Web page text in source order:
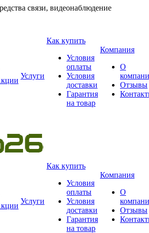
связи, видеонаблюдение
Услуги
Как купить
Условия
оплаты
Условия
доставки
Гарантия
на товар
Компания
О
Отзывы
Услуги
Как купить
Условия
оплаты
Условия
доставки
Гарантия
на товар
Компания
О
Отзывы